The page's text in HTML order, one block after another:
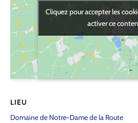
LIEU
Domaine de Notre-Dame de la Route
Cliquez pour accepter les
activer ce
Cliquez pour accepter les
activer ce